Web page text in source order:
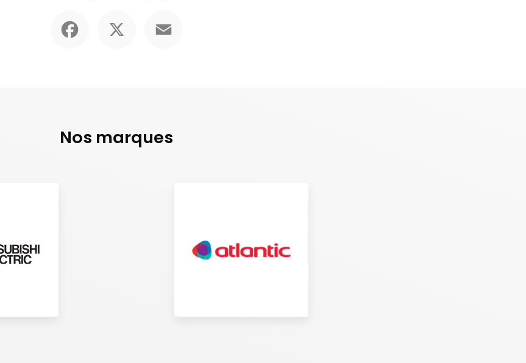
Nos marques